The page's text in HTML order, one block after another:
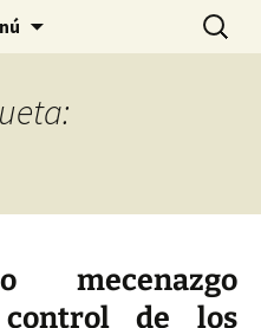
Buscar:
control de los